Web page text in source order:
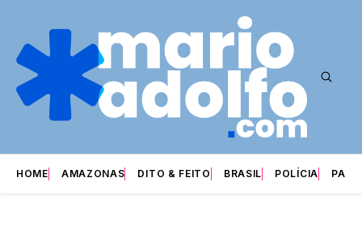
HOME AMAZONAS DITO & FEITO BRASIL POLÍCIA